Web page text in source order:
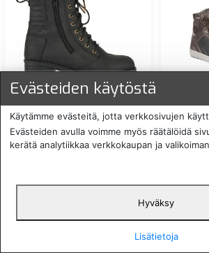
NAISTEN AJOKENGÄT
MUSTA
199,90 €
RUSKEA
Evästeiden käytöstä
Käytämme evästeitä, jotta verkkosivujen
Evästeiden avulla voimme myös räätälöidä
kerätä analytiikkaa verkkokaupan ja
Hyväksy
Lisätietoja